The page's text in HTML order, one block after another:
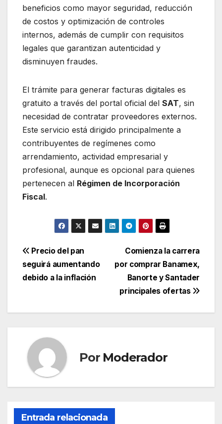
beneficios como mayor seguridad, reducción
de costos y optimización de controles
internos, además de cumplir con requisitos
legales que garantizan autenticidad y
disminuyen fraudes.
El trámite para generar facturas digitales es
gratuito a través del portal oficial del SAT, sin
necesidad de contratar proveedores externos.
Este servicio está dirigido principalmente a
contribuyentes de regímenes como
arrendamiento, actividad empresarial y
profesional, aunque es opcional para quienes
pertenecen al Régimen de Incorporación
Fiscal.
Navegación
de
Comienza la carrera
por comprar Banamex,
Banorte y Santader
principales ofertas
Precio del pan
seguirá aumentando
debido a la inflación
Por Moderador
Entrada relacionada